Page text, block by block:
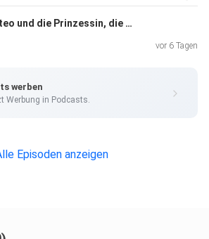
#2165 Matteo und die Prinzessin, die den Mond bewacht
vor 6 Tagen
werben
Werbung in Podcasts.
Episoden anzeigen